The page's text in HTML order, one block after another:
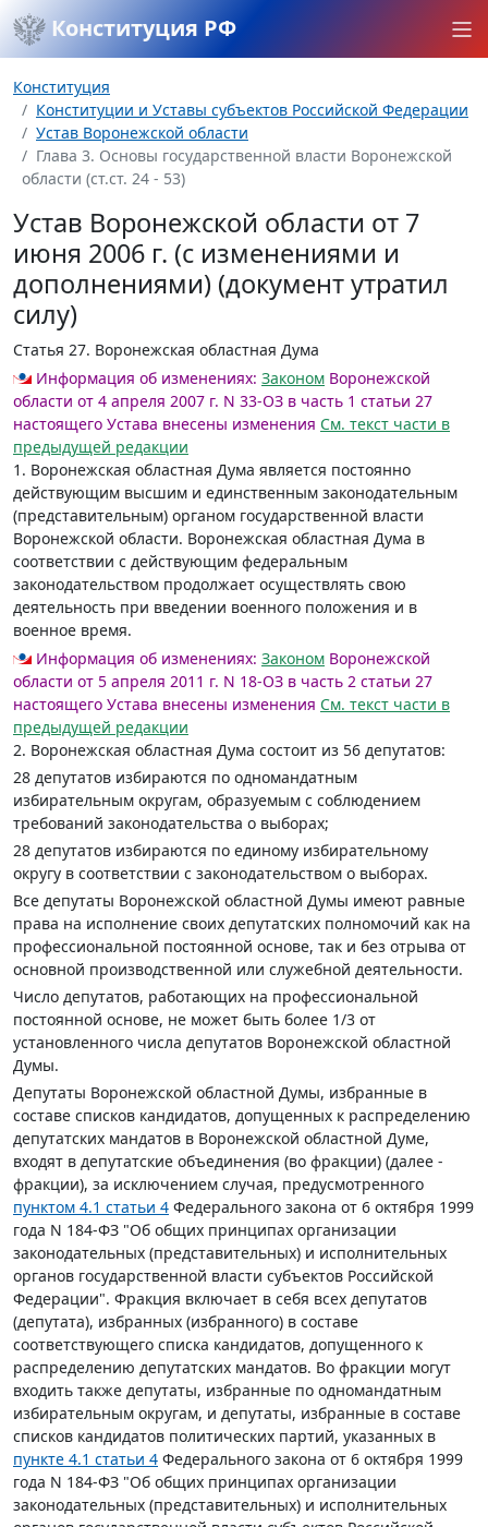
Конституция РФ
Конституция
Конституции и Уставы субъектов Российской Федерации
Устав Воронежской области
Глава 3. Основы государственной власти Воронежской
области (ст.ст. 24 - 53)
Устав Воронежской области от 7
июня 2006 г. (с изменениями и
дополнениями) (документ утратил
силу)
Статья 27. Воронежская областная Дума
Информация об изменениях: Законом Воронежской
области от 4 апреля 2007 г. N 33-ОЗ в часть 1 статьи 27
настоящего Устава внесены изменения Cм. текст части в
предыдущей редакции
1. Воронежская областная Дума является постоянно
действующим высшим и единственным законодательным
(представительным) органом государственной власти
Воронежской области. Воронежская областная Дума в
соответствии с действующим федеральным
законодательством продолжает осуществлять свою
деятельность при введении военного положения и в
военное время.
Информация об изменениях: Законом Воронежской
области от 5 апреля 2011 г. N 18-ОЗ в часть 2 статьи 27
настоящего Устава внесены изменения Cм. текст части в
предыдущей редакции
2. Воронежская областная Дума состоит из 56 депутатов:
28 депутатов избираются по одномандатным
избирательным округам, образуемым с соблюдением
требований законодательства о выборах;
28 депутатов избираются по единому избирательному
округу в соответствии с законодательством о выборах.
Все депутаты Воронежской областной Думы имеют равные
права на исполнение своих депутатских полномочий как на
профессиональной постоянной основе, так и без отрыва от
основной производственной или служебной деятельности.
Число депутатов, работающих на профессиональной
постоянной основе, не может быть более 1/3 от
установленного числа депутатов Воронежской областной
Думы.
Депутаты Воронежской областной Думы, избранные в
составе списков кандидатов, допущенных к распределению
депутатских мандатов в Воронежской областной Думе,
входят в депутатские объединения (во фракции) (далее -
фракции), за исключением случая, предусмотренного
пунктом 4.1 статьи 4 Федерального закона от 6 октября 1999
года N 184-ФЗ "Об общих принципах организации
законодательных (представительных) и исполнительных
органов государственной власти субъектов Российской
Федерации". Фракция включает в себя всех депутатов
(депутата), избранных (избранного) в составе
соответствующего списка кандидатов, допущенного к
распределению депутатских мандатов. Во фракции могут
входить также депутаты, избранные по одномандатным
избирательным округам, и депутаты, избранные в составе
списков кандидатов политических партий, указанных в
пункте 4.1 статьи 4 Федерального закона от 6 октября 1999
года N 184-ФЗ "Об общих принципах организации
законодательных (представительных) и исполнительных